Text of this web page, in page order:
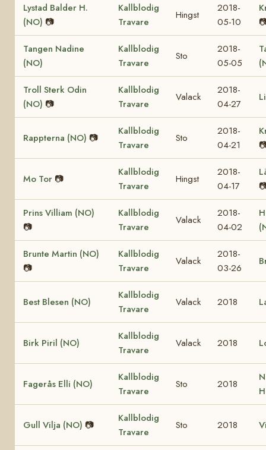
Lystad Balder H.
(NO) 📷
Kallblodig
Travare
Hingst
2018-
05-10
Tangen Nadine
(NO)
Kallblodig
Travare
Sto
2018-
05-05
Troll Sterk Odin
(NO) 📷
Kallblodig
Travare
Valack
2018-
04-27
Rappterna (NO) 📷
Kallblodig
Travare
Sto
2018-
04-21
Mo Tor 📷
Kallblodig
Travare
Hingst
2018-
04-17
Prins Villiam (NO)
📷
Kallblodig
Travare
Valack
2018-
04-02
Brunte Martin (NO)
📷
Kallblodig
Travare
Valack
2018-
03-26
Best Blesen (NO)
Kallblodig
Travare
Valack 2018
Birk Piril (NO)
Kallblodig
Travare
Valack 2018
Fagerås Elli (NO)
Kallblodig
Travare
Sto 2018
Gull Vilja (NO) 📷
Kallblodig
Travare
Sto 2018